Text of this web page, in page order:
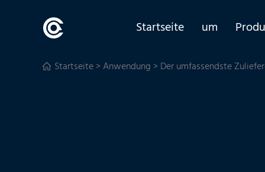
Startseite um
Startseite>Anwendung>Der umfassendste